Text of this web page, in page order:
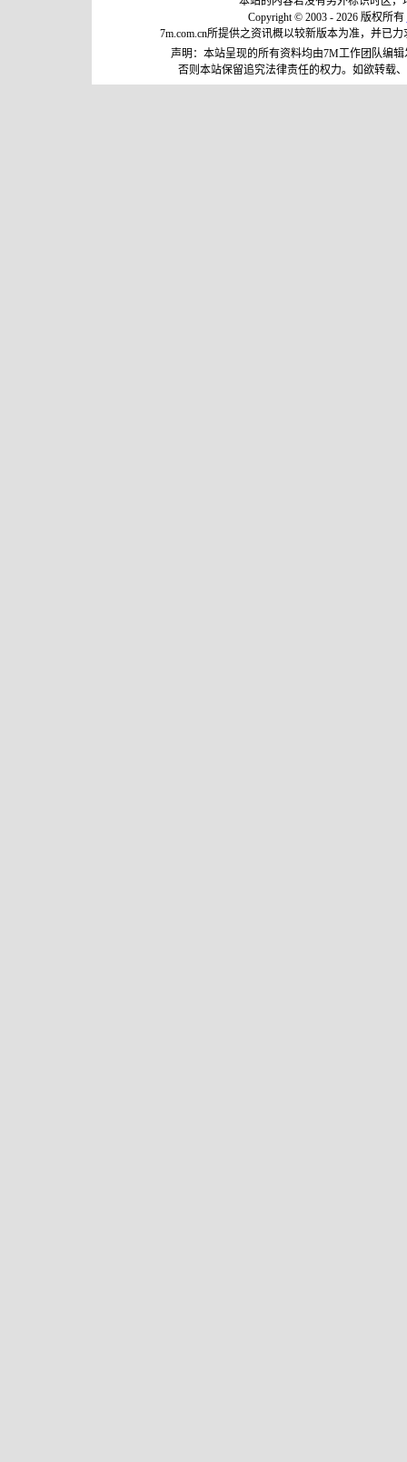
Copyright © 2003 - 2026 版权所有
7m.com.cn所提供之资讯概以较新版本为准，并已
声明：本站呈现的所有资料均由7M工作团队编
否则本站保留追究法律责任的权力。如欲转载